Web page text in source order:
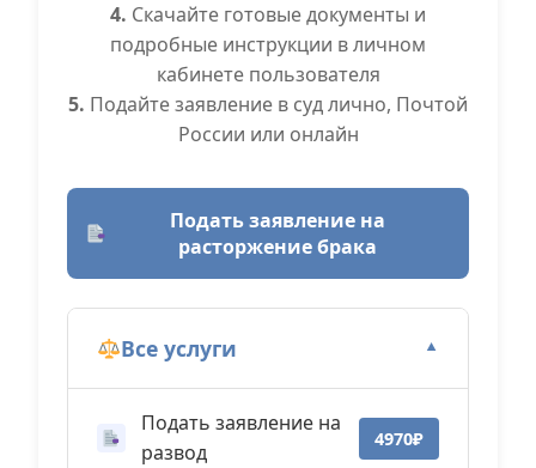
4. Скачайте готовые документы и
подробные инструкции в личном
кабинете пользователя
5. Подайте заявление в суд лично, Почтой
России или онлайн
Подать заявление на
расторжение брака
Все услуги ▼
Подать заявление на
развод
4970₽